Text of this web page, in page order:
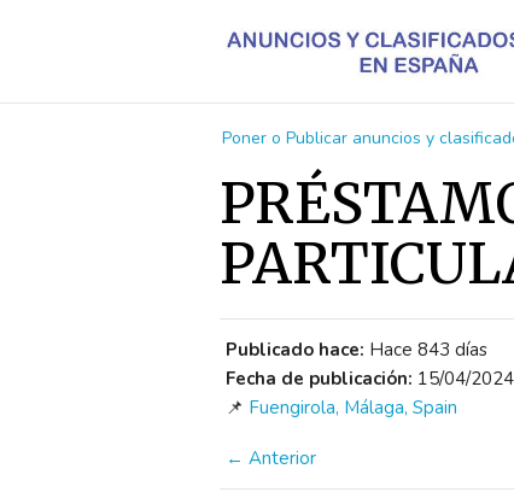
Poner o Publicar anuncios y
Publicado hace: Hace 843 días
Fecha de publicación: 15/04/2024
📌 Fuengirola, Málaga, Spain
← Anterior